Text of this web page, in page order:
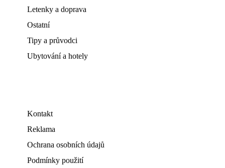
Letenky a doprava
Ostatní
Tipy a průvodci
Ubytování a hotely
Kontakt
Reklama
Ochrana osobních údajů
Podmínky použití